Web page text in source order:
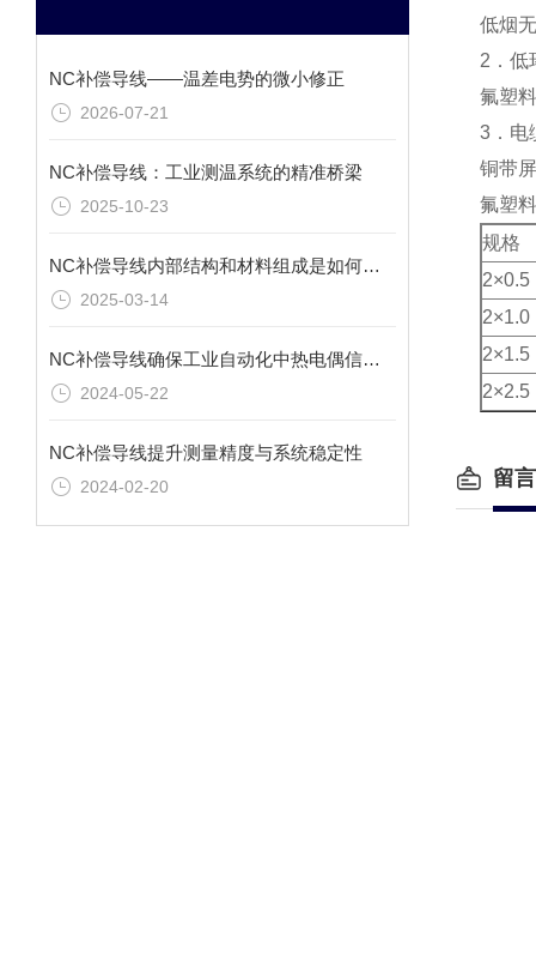
NC补偿导线——温差电势的微小修正
2026-07-21
NC补偿导线：工业测温系统的精准桥梁
2025-10-23
NC补偿导线内部结构和材料组成是如何影响其补偿功能的？
2025-03-14
NC补偿导线确保工业自动化中热电偶信号的真实传递
2024-05-22
NC补偿导线提升测量精度与系统稳定性
2024-02-20
低烟
2．低
氟塑
3．电
铜带
氟塑
规格
2×0.5
2×1.0
2×1.5
2×2.5
留